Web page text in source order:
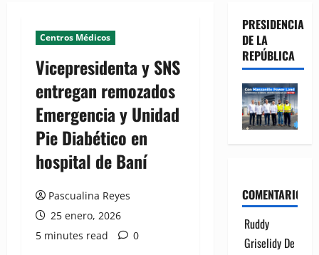
Centros Médicos
Vicepresidenta y SNS
entregan remozados
Emergencia y Unidad
Pie Diabético en
hospital de Baní
Pascualina Reyes
25 enero, 2026
5 minutes read
0
PRESIDENCIA
DE LA
REPÚBLICA
COMENTARIOS
Ruddy
Griselidy De